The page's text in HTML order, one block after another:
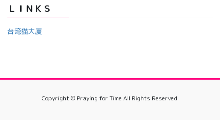
イ
ブ
ＬＩＮＫＳ
台湾猫大厦
Copyright © Praying for Time All Rights Reserved.